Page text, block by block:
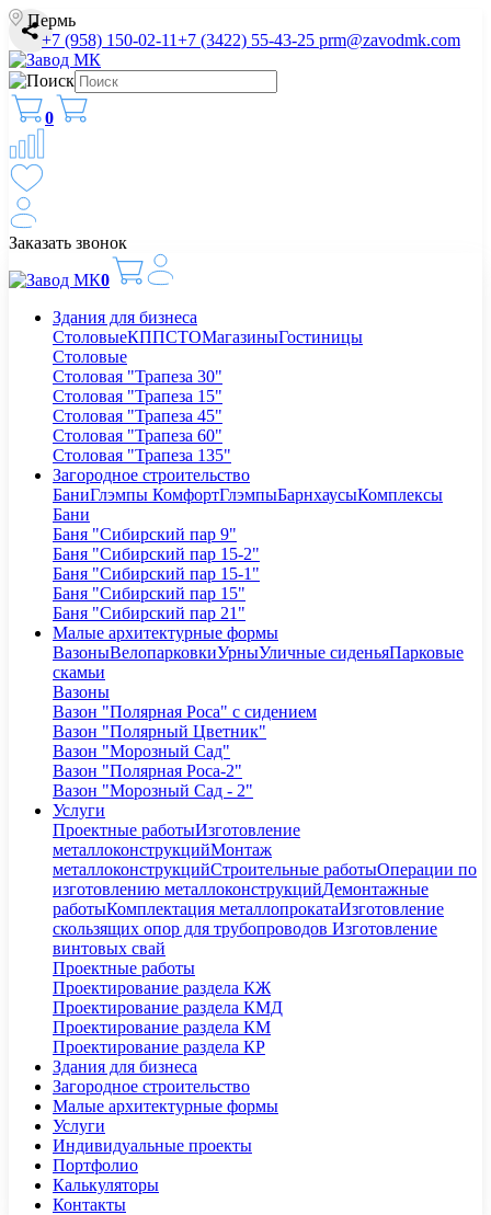
Пермь
+7 (958) 150-02-11+7 (3422) 55-43-25 prm@zavodmk.com
0
Заказать звонок
0
Здания для бизнеса
СтоловыеКППСТОМагазиныГостиницы
Столовые
Столовая "Трапеза 30"
Столовая "Трапеза 15"
Столовая "Трапеза 45"
Столовая "Трапеза 60"
Столовая "Трапеза 135"
Загородное строительство
БаниГлэмпы КомфортГлэмпыБарнхаусыКомплексы
Бани
Баня "Сибирский пар 9"
Баня "Сибирский пар 15-2"
Баня "Сибирский пар 15-1"
Баня "Сибирский пар 15"
Баня "Сибирский пар 21"
Малые архитектурные формы
ВазоныВелопарковкиУрныУличные сиденьяПарковые
скамьи
Вазоны
Вазон "Полярная Роса" с сидением
Вазон "Полярный Цветник"
Вазон "Морозный Сад"
Вазон "Полярная Роса-2"
Вазон "Морозный Сад - 2"
Услуги
Проектные работыИзготовление
металлоконструкцийМонтаж
металлоконструкцийСтроительные работыОперации по
изготовлению металлоконструкцийДемонтажные
работыКомплектация металлопрокатаИзготовление
скользящих опор для трубопроводов Изготовление
винтовых свай
Проектные работы
Проектирование раздела КЖ
Проектирование раздела КМД
Проектирование раздела КМ
Проектирование раздела КР
Здания для бизнеса
Загородное строительство
Малые архитектурные формы
Услуги
Индивидуальные проекты
Портфолио
Калькуляторы
Контакты